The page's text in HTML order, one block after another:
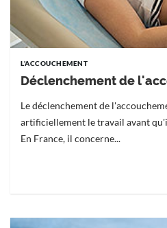
L'ACCOUCHEMENT
Déclenchement de
Le déclenchement de
artificiellement le travail avant
En France, il concerne...